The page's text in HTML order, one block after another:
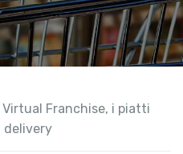
Franchise, i piatti
delivery